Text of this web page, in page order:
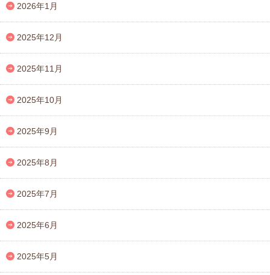
2026年1月
2025年12月
2025年11月
2025年10月
2025年9月
2025年8月
2025年7月
2025年6月
2025年5月